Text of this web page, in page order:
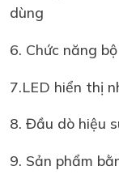
dùng
6. Chức năng
7.LED hiển thị
8. Đầu dò hiệu
9. Sản phẩm